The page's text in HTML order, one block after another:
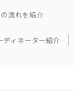
流れを紹介
ディネーター紹介